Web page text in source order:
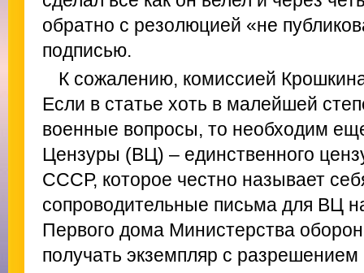
обратно с резолюцией «не
подписью.
К сожалению, комиссией
Если в статье хоть в малейшей
военные вопросы, то необходим
Цензуры (ВЦ) – единственного
СССР, которое честно называет
сопроводительные письма для ВЦ
Первого дома Министерства
получать экземпляр с